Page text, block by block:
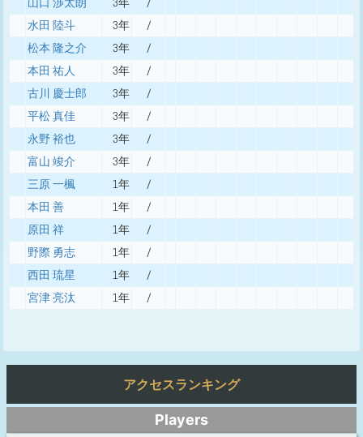
水田 陸斗
3年
/
松本 隆之介
3年
/
本田 祐人
3年
/
古川 慶士郎
3年
/
平松 真佳
3年
/
永野 裕也
3年
/
富山 竣介
3年
/
三原 一楓
1年
/
本田 善
1年
/
原田 祥
1年
/
野際 勇志
1年
/
西田 琉星
1年
/
宮津 亮汰
1年 /
アクセスランキング
Players